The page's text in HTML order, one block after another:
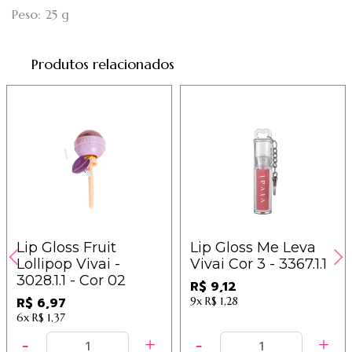
Peso: 25 g
Produtos relacionados
Lip Gloss Fruit
Lollipop Vivai -
3028.1.1 - Cor 02
R$ 6,97
6x R$ 1,37
Lip Gloss Me Leva
Vivai Cor 3 - 3367.1.1
R$ 9,12
9x R$ 1,28